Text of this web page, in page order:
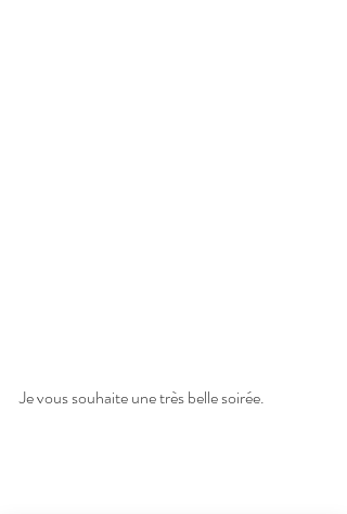
Je vous souhaite une très belle soirée.